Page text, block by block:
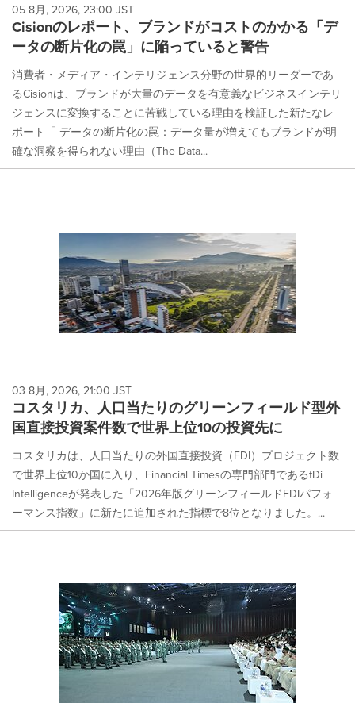
05 8月, 2026, 23:00 JST
Cisionのレポート、ブランドがコストのかかる「デ
ータの断片化の罠」に陥っていると警告
消費者・メディア・インテリジェンス分野の世界的リーダーであ
るCisionは、ブランドが大量のデータを有意義なビジネスインテリ
ジェンスに変換することに苦戦している理由を検証した新たなレ
ポート「 データの断片化の罠：データ量が増えてもブランドが明
確な洞察を得られない理由（The Data...
03 8月, 2026, 21:00 JST
コスタリカ、人口当たりのグリーンフィールド型外
国直接投資案件数で世界上位10の投資先に
コスタリカは、人口当たりの外国直接投資（FDI）プロジェクト数
で世界上位10か国に入り、Financial Timesの専門部門であるfDi
Intelligenceが発表した「2026年版グリーンフィールドFDIパフォ
ーマンス指数」に新たに追加された指標で8位となりました。...